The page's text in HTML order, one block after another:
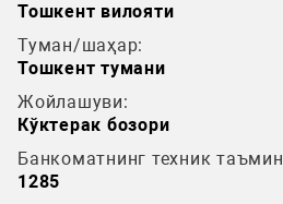
Тошкент вилояти
Туман/шаҳар:
Тошкент тумани
Жойлашуви:
Кўктерак бозори
Банкоматнинг техник
1285